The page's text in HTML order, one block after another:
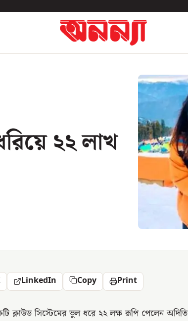
২২ লাখ
LinkedIn Copy Print
ক্লাউড সিস্টেমের ভুল ধরে ২২ লক্ষ রূপি পেলেন অদিতি